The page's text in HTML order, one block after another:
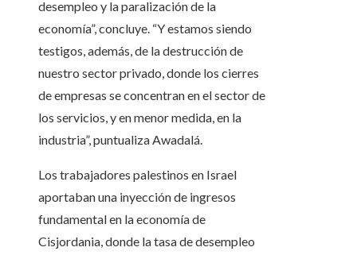
desempleo y la paralización de la
economía”, concluye. “Y estamos siendo
testigos, además, de la destrucción de
nuestro sector privado, donde los cierres
de empresas se concentran en el sector de
los servicios, y en menor medida, en la
industria”, puntualiza Awadalá.
Los trabajadores palestinos en Israel
aportaban una inyección de ingresos
fundamental en la economía de
Cisjordania, donde la tasa de desempleo